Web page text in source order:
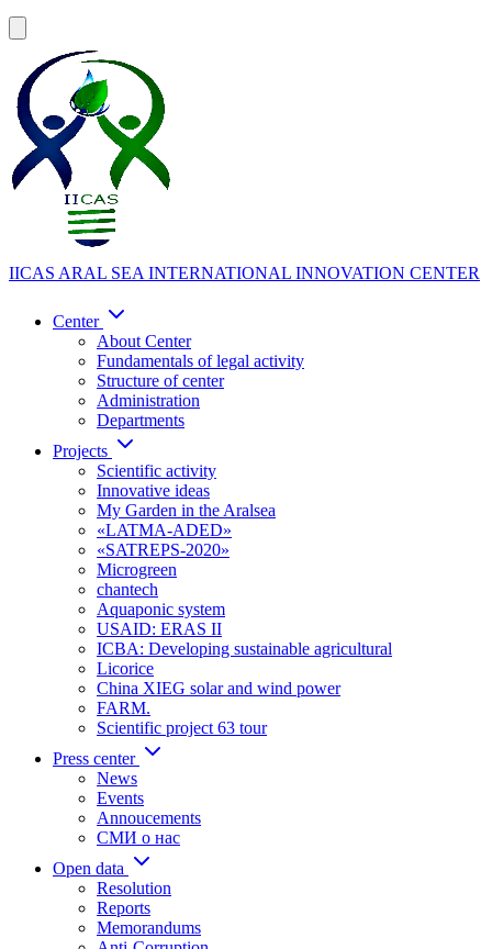
IICAS ARAL SEA INTERNATIONAL INNOVATION CENTER
Center
About Center
Fundamentals of legal activity
Structure of center
Administration
Departments
Projects
Scientific activity
Innovative ideas
My Garden in the Aralsea
«LATMA-ADED»
«SATREPS-2020»
Microgreen
chantech
Aquaponic system
USAID: ERAS II
ICBA: Developing sustainable agricultural
Licorice
China XIEG solar and wind power
FARM.
Scientific project 63 tour
Press center
News
Events
Annoucements
СМИ о нас
Open data
Resolution
Reports
Memorandums